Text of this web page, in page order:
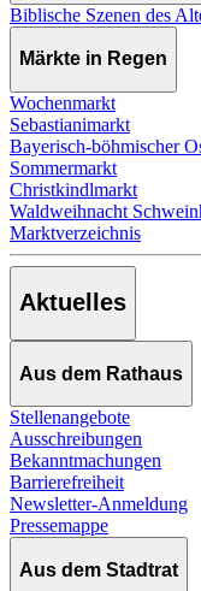
Biblische Szenen des
Märkte in Regen
Wochenmarkt
Sebastianimarkt
Bayerisch-böhmischer
Sommermarkt
Christkindlmarkt
Waldweihnacht
Marktverzeichnis
Aktuelles
Aus dem Rathaus
Stellenangebote
Ausschreibungen
Bekanntmachungen
Barrierefreiheit
Newsletter-Anmeldung
Pressemappe
Aus dem Stadtrat